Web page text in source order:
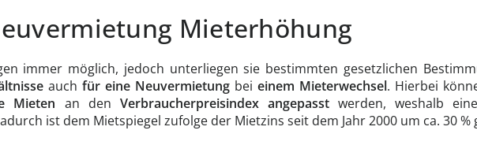
Mieterhöhung
immer möglich, jedoch unterliegen sie bestimmten gesetzlichen
auch für eine Neuvermietung bei einem Mieterwechsel. Hierbei
Mieten an den Verbraucherpreisindex angepasstwerden, weshalb
ist dem Mietspiegel zufolge der Mietzins seit dem Jahr 2000 um ca. 30 %